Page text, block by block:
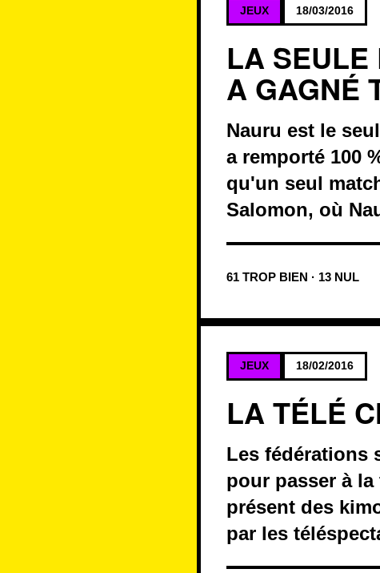
JEUX 18/03/2016
LA SEULE
A GAGNÉ
Nauru est le
a remporté 100
qu'un seul
Salomon, où
61 TROP BIEN · 13 NUL
JEUX 18/02/2016
LA TÉLÉ
Les fédérations
pour passer à
présent des
par les